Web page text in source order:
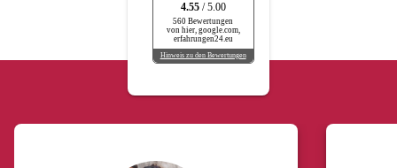
4.55 / 5.00
560 Bewertungen
von hier, google.com,
erfahrungen24.eu
Hinweis zu den Bewertungen